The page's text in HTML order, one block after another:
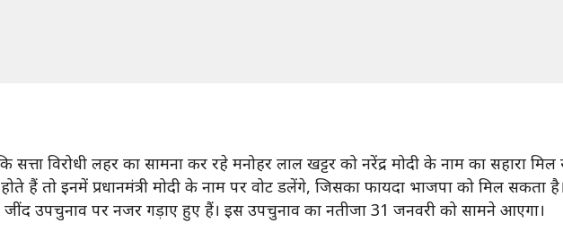
सत्ता विरोधी लहर का सामना कर रहे मनोहर लाल खट्टर को नरेंद्र मोदी के नाम का सहारा
हैं तो इनमें प्रधानमंत्री मोदी के नाम पर वोट डलेंगे, जिसका फायदा भाजपा को मिल सकता है।
जींद उपचुनाव पर नजर गड़ाए हुए हैं। इस उपचुनाव का नतीजा 31 जनवरी को सामने आएगा।